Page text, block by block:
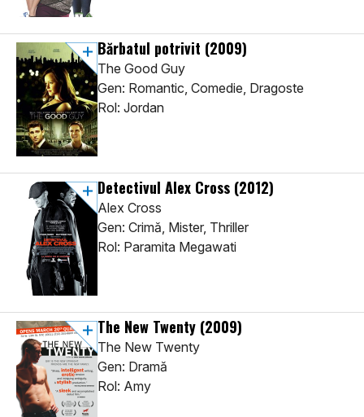
Bărbatul potrivit (2009)
The Good Guy
Gen: Romantic, Comedie, Dragoste
Rol: Jordan
Detectivul Alex Cross (2012)
Alex Cross
Gen: Crimă, Mister, Thriller
Rol: Paramita Megawati
The New Twenty (2009)
The New Twenty
Gen: Dramă
Rol: Amy